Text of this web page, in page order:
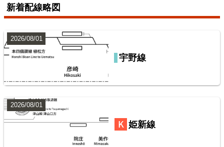
東武鉄道伊勢崎線
10
新着配線略図
宇野線
2026/08/01
姫新線
2026/08/01